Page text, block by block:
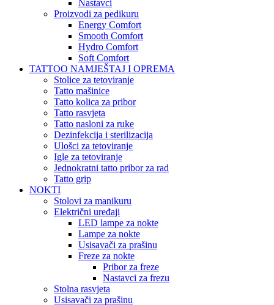
Nastavci
Proizvodi za pedikuru
Energy Comfort
Smooth Comfort
Hydro Comfort
Soft Comfort
TATTOO NAMJEŠTAJ I OPREMA
Stolice za tetoviranje
Tatto mašinice
Tatto kolica za pribor
Tatto rasvjeta
Tatto nasloni za ruke
Dezinfekcija i sterilizacija
Ulošci za tetoviranje
Igle za tetoviranje
Jednokratni tatto pribor za rad
Tatto grip
NOKTI
Stolovi za manikuru
Električni uređaji
LED lampe za nokte
Lampe za nokte
Usisavači za prašinu
Freze za nokte
Pribor za freze
Nastavci za frezu
Stolna rasvjeta
Usisavači za prašinu